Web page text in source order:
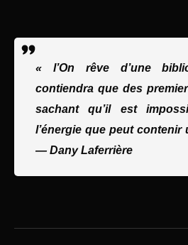
« l’On rêve d’une
contiendra que des
sachant qu’il est
l’énergie que peut contenir
— Dany Laferrière